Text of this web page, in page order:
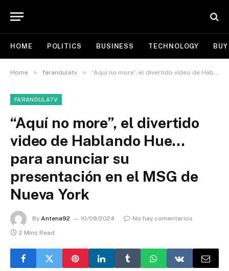
HOME POLITICS BUSINESS TECHNOLOGY
Home » farandulatv » “Aquí no more”, el divertido video de Hablando Hue… para anunciar su presentación en el MSG de Nueva York
FARANDULATV
“Aquí no more”, el divertido
video de Hablando Hue…
para anunciar su
presentación en el MSG de
Nueva York
By Antena92 10/08/2024
No hay comentarios
2 Mins Read